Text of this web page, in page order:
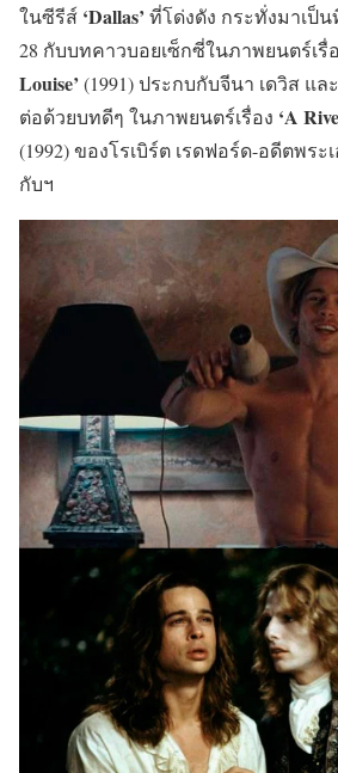
ในซีรีส์ ‘Dallas’ ที่โด่งดัง กระทั่งมาเป็
28 กับบทคาวบอยเซ็กซี่ในภาพยนตร์เรื่
Louise’ (1991) ประกบกับจีนา เดวิส แ
ต่อด้วยบทดีๆ ในภาพยนตร์เรื่อง ‘A
(1992) ของโรเบิร์ต เรดฟอร์ด-อดีตพร
กับฯ